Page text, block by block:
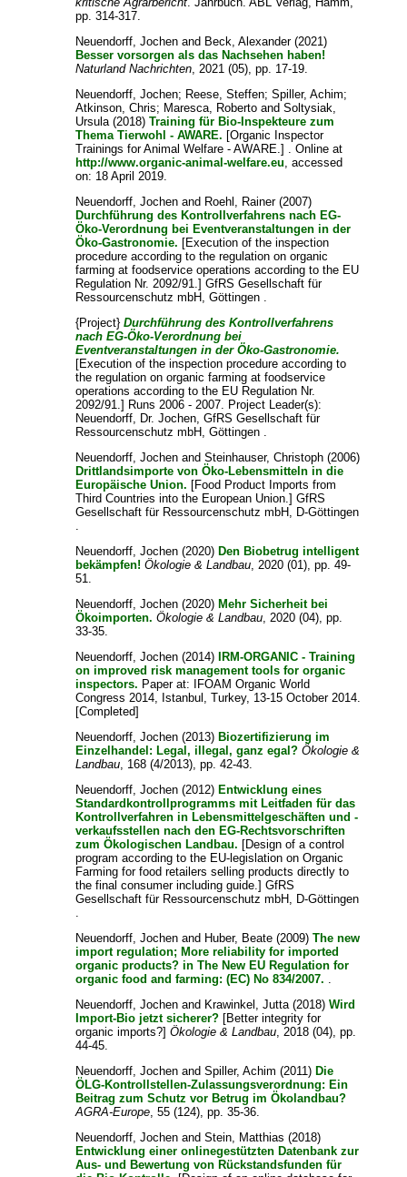
pp. 314-317.
Neuendorff, Jochen and Beck, Alexander(2021)
Besser vorsorgen als das Nachsehen haben!
Naturland Nachrichten, 2021 (05), pp. 17-19.
Neuendorff, Jochen; Reese, Steffen;Spiller, Achim;
Atkinson, Chris; Maresca, Roberto andSoltysiak,
Ursula(2018)Training für Bio-Inspekteure zum
Thema Tierwohl - AWARE. [Organic Inspector
Trainings for Animal Welfare - AWARE.] . Online at
http://www.organic-animal-welfare.eu, accessed
on: 18 April 2019.
Neuendorff, Jochen and Roehl, Rainer(2007)
Durchführung des Kontrollverfahrens nach EG-
Öko-Verordnung bei Eventveranstaltungen in der
Öko-Gastronomie. [Execution of the inspection
procedure according to the regulation on organic
farming at foodservice operations according to the EU
Regulation Nr. 2092/91.] GfRS Gesellschaft für
Ressourcenschutz mbH, Göttingen .
{Project}Durchführung des Kontrollverfahrens
nach EG-Öko-Verordnung bei
Eventveranstaltungen in der Öko-Gastronomie.
[Execution of the inspection procedure according to
the regulation on organic farming at foodservice
operations according to the EU Regulation Nr.
2092/91.] Runs 2006 - 2007. Project Leader(s):
Neuendorff, Dr. Jochen, GfRS Gesellschaft für
Ressourcenschutz mbH, Göttingen .
Neuendorff, Jochen andSteinhauser, Christoph (2006)
Drittlandsimporte von Öko-Lebensmitteln in die
Europäische Union. [Food Product Imports from
Third Countries into the European Union.] GfRS
Gesellschaft für Ressourcenschutz mbH, D-Göttingen
.
Neuendorff, Jochen (2020) Den Biobetrug intelligent
bekämpfen! Ökologie & Landbau, 2020 (01), pp. 49-
51.
Neuendorff, Jochen (2020) Mehr Sicherheit bei
Ökoimporten. Ökologie & Landbau, 2020 (04), pp.
33-35.
Neuendorff, Jochen (2014)
IRM-ORGANIC - Training
on improved risk management tools for organic
inspectors. Paper at: IFOAM Organic World
Congress 2014, Istanbul, Turkey, 13-15 October 2014.
[Completed]
Neuendorff, Jochen (2013) Biozertifizierung im
Einzelhandel: Legal, illegal, ganz egal? Ökologie &
Landbau, 168 (4/2013), pp. 42-43.
Neuendorff, Jochen (2012) Entwicklung eines
Standardkontrollprogramms mit Leitfaden für das
Kontrollverfahren in Lebensmittelgeschäften und -
verkaufsstellen nach den EG-Rechtsvorschriften
zum Ökologischen Landbau. [Design of a control
program according to the EU-legislation on Organic
Farming for food retailers selling products directly to
the final consumer including guide.] GfRS
Gesellschaft für Ressourcenschutz mbH, D-Göttingen
.
Neuendorff, Jochen and Huber, Beate (2009)The new
import regulation; More reliability for imported
organic products? in The New EU Regulation for
organic food and farming: (EC) No 834/2007. .
Neuendorff, Jochen and Krawinkel, Jutta(2018)Wird
Import-Bio jetzt sicherer? [Better integrity for
organic imports?]Ökologie & Landbau, 2018 (04), pp.
44-45.
Neuendorff, Jochen andSpiller, Achim (2011) Die
ÖLG‐Kontrollstellen‐Zulassungsverordnung: Ein
Beitrag zum Schutz vor Betrug im Ökolandbau?
AGRA-Europe, 55 (124), pp. 35-36.
Neuendorff, Jochen andStein, Matthias (2018)
Entwicklung einer onlinegestützten Datenbank zur
Aus- und Bewertung von Rückstandsfunden für